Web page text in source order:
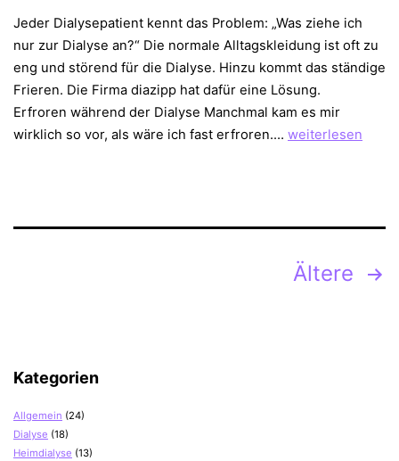
Jeder Dialysepatient kennt das Problem: „Was ziehe ich
nur zur Dialyse an?“ Die normale Alltagskleidung ist oft zu
eng und störend für die Dialyse. Hinzu kommt das ständige
Frieren. Die Firma diazipp hat dafür eine Lösung.
Erfroren während der Dialyse Manchmal kam es mir
wirklich so vor, als wäre ich fast erfroren.… diazipp
für
weiterlesen
Seitennummerierung
Ältere
Kategorien
Allgemein (24)
Dialyse (18)
Heimdialyse (13)